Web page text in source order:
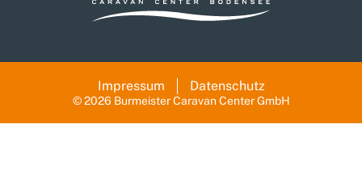
© 2026 Burmeister Caravan Center GmbH
Impressum Datenschutz